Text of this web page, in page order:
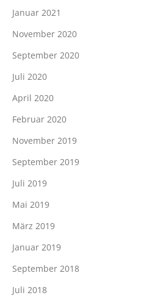
Januar 2021
November 2020
September 2020
Juli 2020
April 2020
Februar 2020
November 2019
September 2019
Juli 2019
Mai 2019
März 2019
Januar 2019
September 2018
Juli 2018